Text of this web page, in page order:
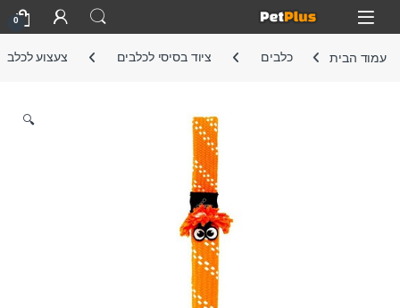
Skip to navigation
Skip to content
Open
0
עמוד הבית כלבים ציוד בסיסי לכלבים צעצוע לכלב
🔍